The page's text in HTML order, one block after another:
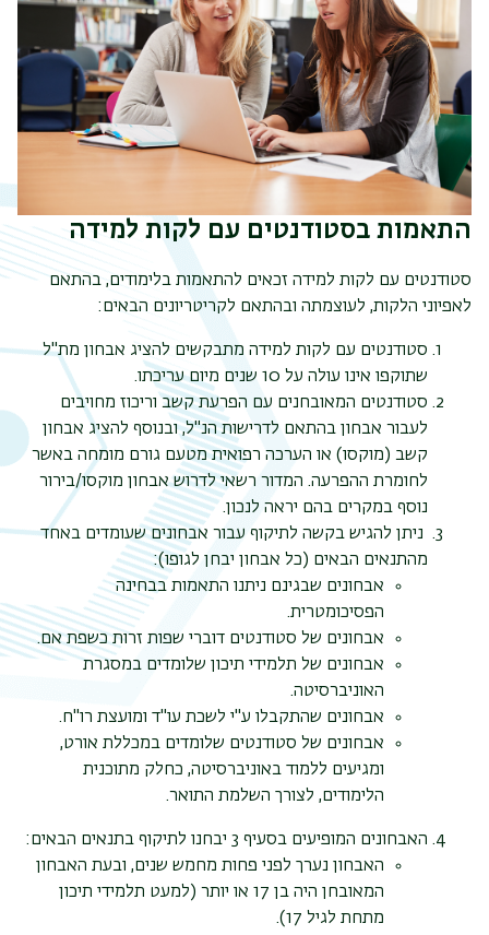
התאמות בסטודנטים עם לקות למידה
סטודנטים עם לקות למידה זכאים להתאמות בלימודים, בהתאם
לאפיוני הלקות, לעוצמתה ובהתאם לקריטריונים הבאים:
סטודנטים עם לקות למידה מתבקשים להציג אבחון מת"ל
שתוקפו אינו עולה על 10 שנים מיום עריכתו
.
סטודנטים המאובחנים עם הפרעת קשב וריכוז מחויבים
לעבור אבחון בהתאם לדרישות הנ"ל, ובנוסף להציג אבחון
קשב (מוקסו) או הערכה רפואית מטעם גורם מומחה באשר
לחומרת ההפרעה. המדור רשאי לדרוש אבחון מוקסו/בירור
נוסף במקרים בהם יראה לנכון.
ניתן להגיש בקשה לתיקוף עבור אבחונים שעומדים באחד
מהתנאים הבאים (כל אבחון יבחן לגופו):
אבחונים שבגינם ניתנו התאמות בבחינה
הפסיכומטרית.
אבחונים של סטודנטים דוברי שפות זרות כשפת אם.
אבחונים של תלמידי תיכון שלומדים במסגרת
האוניברסיטה.
אבחונים שהתקבלו ע"י לשכת עו"ד ומועצת רו"ח.
אבחונים של סטודנטים שלומדים במכללת אורט,
ומגיעים ללמוד באוניברסיטה, כחלק מתוכנית
הלימודים, לצורך השלמת התואר.
האבחונים המופיעים בסעיף 3 יבחנו לתיקוף בתנאים הבאים:
האבחון נערך לפני פחות מחמש שנים, ובעת האבחון
המאובחן היה בן 17 או יותר (למעט תלמידי תיכון
מתחת לגיל 17)
.